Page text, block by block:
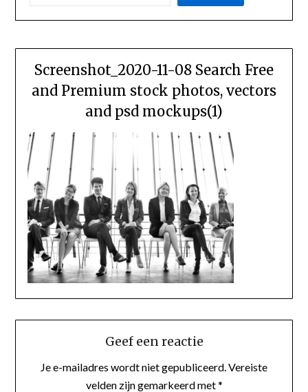
Screenshot_2020-11-08 Search Free
and Premium stock photos, vectors
and psd mockups(1)
Geef een reactie
Je e-mailadres wordt niet gepubliceerd. Vereiste
velden zijn gemarkeerd met*